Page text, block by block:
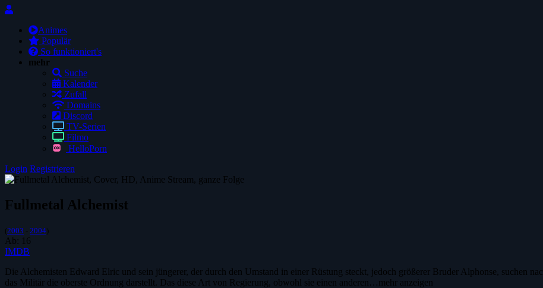
Animes
Populär
So funktioniert's
mehr
Suche
Kalender
Zufall
Domains
Discord
TV-Serien
Filmo
HelloPorn
Login Registrieren
Fullmetal Alchemist
(2003 - 2004)
Ab: 16
IMDB
Die Alchemisten Edward Elric und sein jüngerer, der durch den Umstand in einer Rüstung steckt, jedoch größerer Bruder Alphonse, suchen
das Militär die oberste Ordnung darstellt. Das diese Art von Regierung, obwohl sie einen anderen…mehr anzeigen